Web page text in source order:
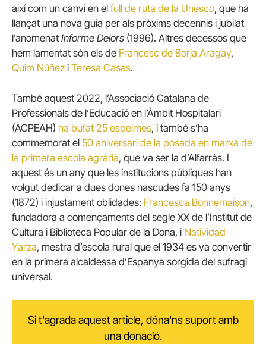
així com un canvi en el full de ruta de la Unesco, que ha
llançat una nova guia per als pròxims decennis i jubilat
l’anomenat Informe Delors (1996). Altres decessos que
hem lamentat són els de Francesc de Borja Aragay,
Quim Núñez i Teresa Casas.
També aquest 2022, l’Associació Catalana de
Professionals de l’Educació en l’Àmbit Hospitalari
(ACPEAH) ha bufat 25 espelmes, i també s’ha
commemorat el 50 aniversari de la posada en marxa de
la primera escola agrària, que va ser la d’Alfarràs. I
aquest és un any que les institucions públiques han
volgut dedicar a dues dones nascudes fa 150 anys
(1872) i injustament oblidades: Francesca Bonnemaison,
fundadora a començaments del segle XX de l’Institut de
Cultura i Biblioteca Popular de la Dona, i Natividad
Yarza, mestra d’escola rural que el 1934 es va convertir
en la primera alcaldessa d’Espanya sorgida del sufragi
universal.
Si t'agrada aquest article, dóna'ns suport amb
una donació.